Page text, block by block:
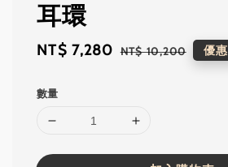
耳環
Sale
NT$ 7,280 Regular
NT$ 10,200 優惠
數量